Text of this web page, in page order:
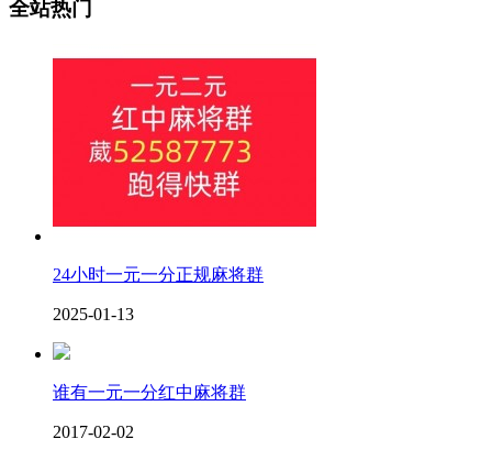
全站热门
24小时一元一分正规麻将群
2025-01-13
谁有一元一分红中麻将群
2017-02-02